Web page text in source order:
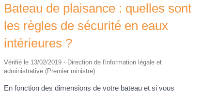
Bateau de plaisance : quelles sont
les règles de sécurité en eaux
intérieures ?
Vérifié le 13/02/2019 - Direction de l'information légale et
administrative (Premier ministre)
En fonction des dimensions de votre bateau et si vous